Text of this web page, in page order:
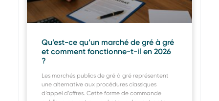
Qu’est-ce qu’un marché de gré à gré
et comment fonctionne-t-il en 2026
?
Les marchés publics de gré à gré représentent
une alternative aux procédures classiques
d’appel d’offres. Cette forme de commande